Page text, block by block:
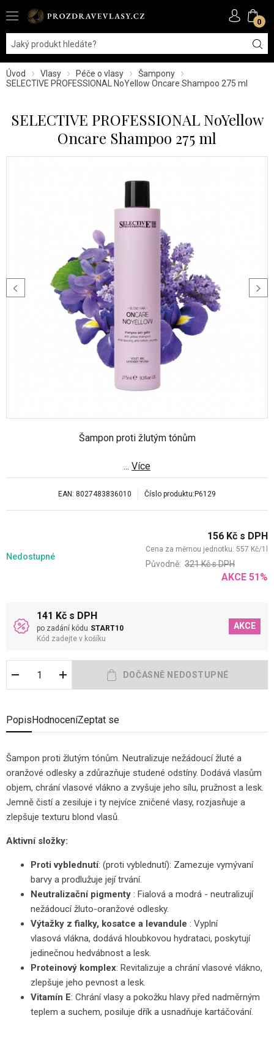
0
Úvod Vlasy Péče o vlasy
Šampony
SELECTIVE PROFESSIONAL NoYellow Oncare Shampoo 275 ml
SELECTIVE PROFESSIONAL NoYellow
Oncare Shampoo 275 ml
Šampon proti žlutým tónům
... Více
EAN: 8027483836010 Číslo produktu: P6129
Nedostupné
156 Kč s DPH
Cena za měrnou jednotku: 557 Kč/1
Původně: 321Kčs DPH
AKCE 51 %
141 Kč s DPH
po zadání kódu START10
Kód zadejte v košíku
AKCE
Popis HodnoceníZeptat se
Šampon proti žlutým tónům. Neutralizuje nežádoucí žluté a
oranžové odlesky a zdůrazňuje studené odstíny. Dodává vlasům
objem, chrání vlasové vlákno a zvyšuje jeho sílu, pružnost a lesk.
Jemně čistí a zesiluje i ty nejvíce zničené vlasy, rozjasňuje a
zlepšuje texturu blond vlasů.
Aktivní složky:
Proti vyblednutí: (proti vyblednutí): Zamezuje vymývaní
barvy a prodlužuje její trvání.
Neutralizační pigmenty : Fialová a modrá - neutralizují
nežádoucí žluto-oranžové odlesky.
Výtažky z fialky, kosatce a levandule : Vyplní
vlasová vlákna, dodává hloubkovou hydrataci, poskytují
jedinečnou hedvábnost a lesk.
Proteinový komplex: Revitalizuje a chrání vlasové vlákno,
zlepšuje jeho pevnost a lesk.
Vitamín E: Chrání vlasy a pokožku hlavy před nadměrným
teplem a suchem, posiluje dřík a usnadňuje kartáčování.